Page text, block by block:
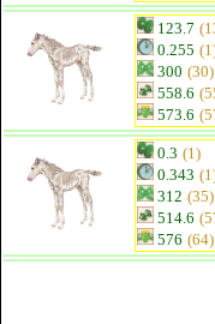
123.7
0.255
300 (30)
558.6
573.6
0.3 (1)
0.343
312 (35)
514.6
576 (64)